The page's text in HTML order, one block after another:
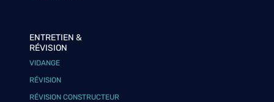
ENTRETIEN &
RÉVISION
VIDANGE
RÉVISION
RÉVISION CONSTRUCTEUR